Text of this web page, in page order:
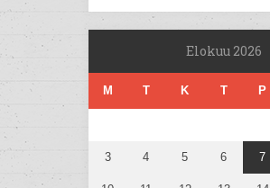
Elokuu 2026
M T K T P
3 4 5 6 7